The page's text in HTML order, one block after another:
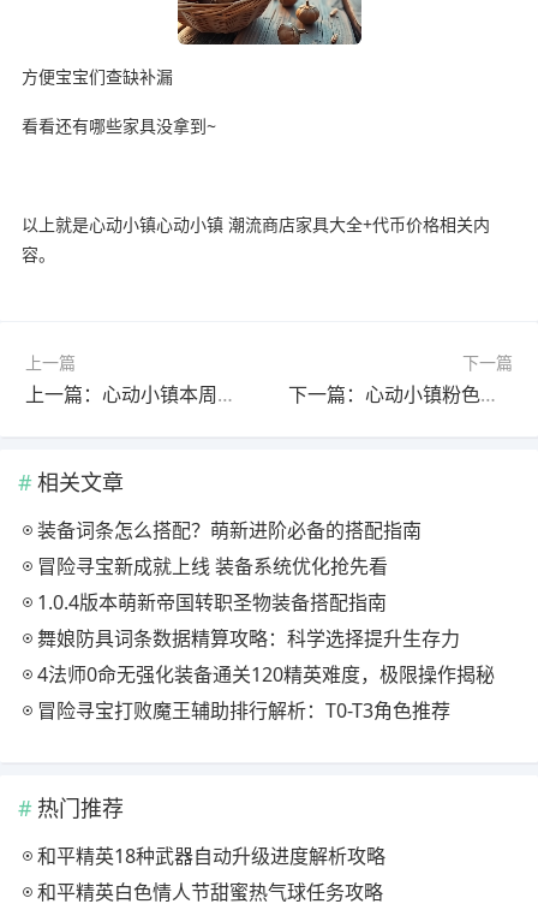
方便宝宝们查缺补漏
看看还有哪些家具没拿到~
以上就是心动小镇心动小镇 潮流商店家具大全+代币价格相关内
容。
上一篇
上一篇：心动小镇本周泡泡点位位置及获取技巧
下一篇
下一篇：心动小镇粉色泡泡位置分布攻略
相关文章
装备词条怎么搭配？萌新进阶必备的搭配指南
冒险寻宝新成就上线 装备系统优化抢先看
1.0.4版本萌新帝国转职圣物装备搭配指南
舞娘防具词条数据精算攻略：科学选择提升生存力
4法师0命无强化装备通关120精英难度，极限操作揭秘
冒险寻宝打败魔王辅助排行解析：T0-T3角色推荐
热门推荐
和平精英18种武器自动升级进度解析攻略
和平精英白色情人节甜蜜热气球任务攻略